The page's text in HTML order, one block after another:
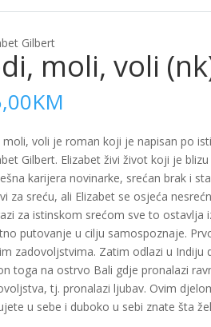
Gilbert
moli, voli
KM
moli, voli je roman koji je napisan po
Gilbert. Elizabet živi život koji je
karijera novinarke, srećan brak i
za sreću, ali Elizabet se osjeća
za istinskom srećom sve to ostavlja
putovanje u cilju samospoznaje.
zadovoljstvima. Zatim odlazi u Indiju
toga na ostrvo Bali gdje pronalazi
tj. pronalazi ljubav. Ovim
u sebe i duboko u sebi znate šta